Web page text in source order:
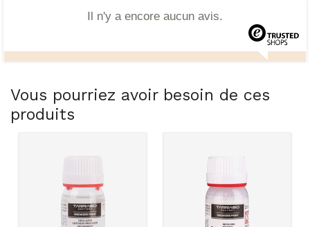
Il n'y a encore aucun avis.
Vous pourriez avoir besoin de ces
produits